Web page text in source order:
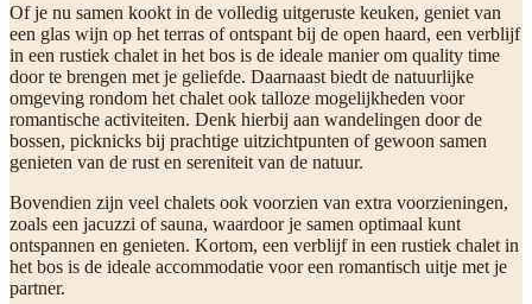
Of je nu samen kookt in de volledig uitgeruste keuken, geniet van
een glas wijn op het terras of ontspant bij de open haard, een verblijf
in een rustiek chalet in het bos is de ideale manier om quality time
door te brengen met je geliefde. Daarnaast biedt de natuurlijke
omgeving rondom het chalet ook talloze mogelijkheden voor
romantische activiteiten. Denk hierbij aan wandelingen door de
bossen, picknicks bij prachtige uitzichtpunten of gewoon samen
genieten van de rust en sereniteit van de natuur.
Bovendien zijn veel chalets ook voorzien van extra voorzieningen,
zoals een jacuzzi of sauna, waardoor je samen optimaal kunt
ontspannen en genieten. Kortom, een verblijf in een rustiek chalet in
het bos is de ideale accommodatie voor een romantisch uitje met je
partner.